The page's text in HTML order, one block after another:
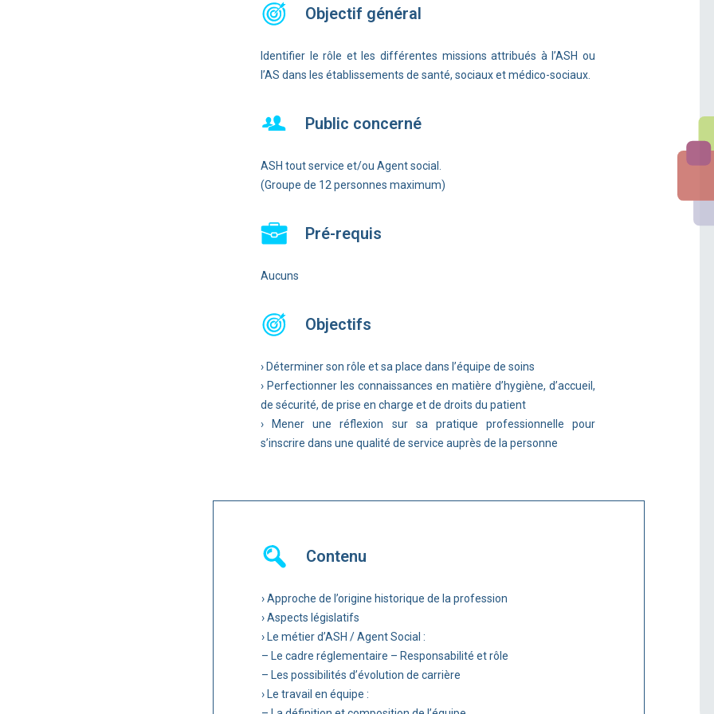
Objectif général
Identifier le rôle et les différentes missions attribués à l’ASH ou
l’AS dans les établissements de santé, sociaux et médico-sociaux.
Public concerné
ASH tout service et/ou Agent social.
(Groupe de 12 personnes maximum)
Pré-requis
Aucuns
Objectifs
› Déterminer son rôle et sa place dans l’équipe de soins
› Perfectionner les connaissances en matière d’hygiène, d’accueil,
de sécurité, de prise en charge et de droits du patient
› Mener une réflexion sur sa pratique professionnelle pour
s’inscrire dans une qualité de service auprès de la personne
Contenu
› Approche de l’origine historique de la profession
› Aspects législatifs
› Le métier d’ASH / Agent Social :
– Le cadre réglementaire – Responsabilité et rôle
– Les possibilités d’évolution de carrière
› Le travail en équipe :